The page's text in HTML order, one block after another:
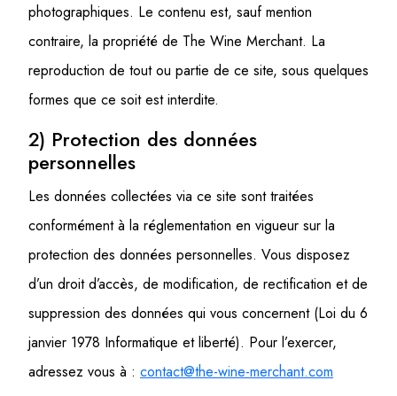
photographiques. Le contenu est, sauf mention
contraire, la propriété de The Wine Merchant. La
reproduction de tout ou partie de ce site, sous quelques
formes que ce soit est interdite.
2) Protection des données
personnelles
Les données collectées via ce site sont traitées
conformément à la réglementation en vigueur sur la
protection des données personnelles. Vous disposez
d’un droit d’accès, de modification, de rectification et de
suppression des données qui vous concernent (Loi du 6
janvier 1978 Informatique et liberté). Pour l’exercer,
adressez vous à : contact@the-wine-merchant.com